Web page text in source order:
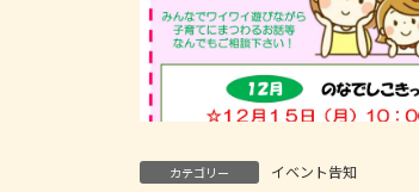
カテゴリー イベント告知